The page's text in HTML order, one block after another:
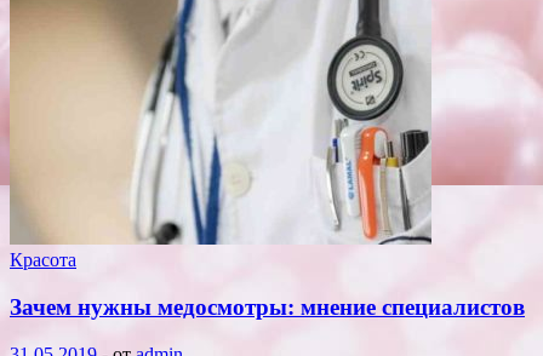
Красота
Зачем нужны медосмотры: мнение специалистов